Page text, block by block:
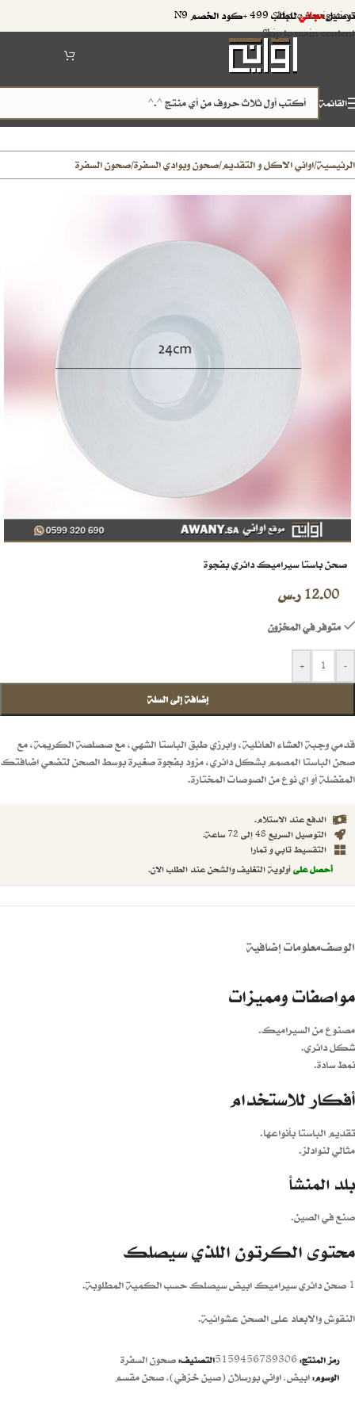
Skip to navigation
Skip to main content
توصيلمجانيللطلب 499 +كود الخصم N9
القائمة
الرئيسية/اواني الاكل و التقديم/صحون وبوادي السفرة/صحون السفرة
صحن باستا سيراميك دائري بفجوة
12.00 ر.س
متوفر في المخزون
-
+
إضافة إلى السلة
قدمي وجبة العشاء العائلية، وابرزي طبق الباستا الشهي، مع صصلصة الكريمة، مع
صحن الباستا المصمم بشكل دائري، مزود بفجوة صغيرة بوسط الصحن لتضعي اضافتك
المفضلة أو اي نوع من الصوصات المختارة.
الدفع عند الاستلام.
التوصيل السريع 48 إلى 72 ساعة.
التقسيط تابي و تمارا
أحصل علىأولوية التغليف والشحن عند الطلب الان.
الوصفمعلومات إضافية
مواصفات ومميزات
مصنوع من السيراميك.
شكل دائري.
نمط سادة.
أفكار للاستخدام
تقديم الباستا بأنواعها.
مثالي لنوادلز.
بلد المنشأ
صنع في الصين.
محتوى الكرتون اللذي سيصلك
1 صحن دائري سيراميك ابيض سيصلك حسب الكمية المطلوبة.
النقوش والابعاد على الصحن عشوائية.
رمز المنتج: 5159456789306التصنيف:صحون السفرة
الوسوم:ابيض,اواني بورسلان (صين خزفي),صحن مقسم